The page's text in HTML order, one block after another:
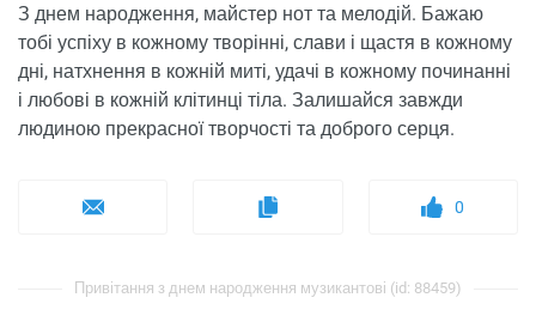
З днем ​​народження, майстер нот та мелодій. Бажаю
тобі успіху в кожному творінні, слави і щастя в кожному
дні, натхнення в кожній миті, удачі в кожному починанні
і любові в кожній клітинці тіла. Залишайся завжди
людиною прекрасної творчості та доброго серця.
0
Привітання з днем ​​народження музикантові (id: 88459)